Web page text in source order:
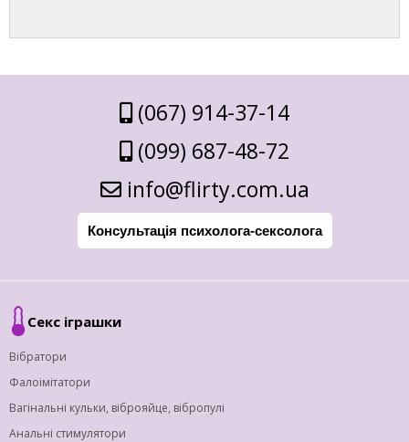
(067) 914-37-14
(099) 687-48-72
info@flirty.com.ua
Консультація психолога-сексолога
Секс іграшки
Вібратори
Фалоімітатори
Вагінальні кульки, віброяйце, вібропулі
Анальні стимулятори